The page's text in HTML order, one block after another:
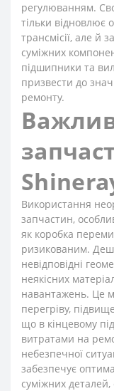
регулюванням.
тільки відновлює
трансмісії, але й
суміжних
підшипники та
призвести до
ремонту.
Використання
запчастин,
як коробка
ризикованим.
невідповідні
неякісних
навантажень. Це
перегріву,
що в кінцевому
витратами на
небезпечної
забезпечує
суміжних деталей,